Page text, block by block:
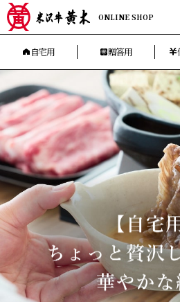
ONLINE SHOP
自宅用 贈答用